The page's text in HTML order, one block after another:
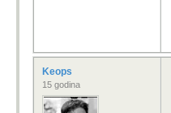
Keops
15 godina